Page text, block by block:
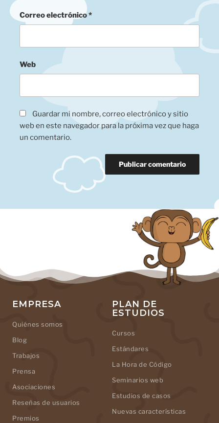
Correo electrónico*
Web
Guardar mi nombre, correo electrónico y sitio
web en este navegador para la próxima vez que haga
un comentario.
EMPRESA
Quiénes somos
Blog
Trabajos
Prensa
Asociaciones
Reseñas de usuarios
Premios
PLAN DE
ESTUDIOS
Cursos
Estándares
La Hora de Código
Seminarios web
Estudios de casos
Nuevas características